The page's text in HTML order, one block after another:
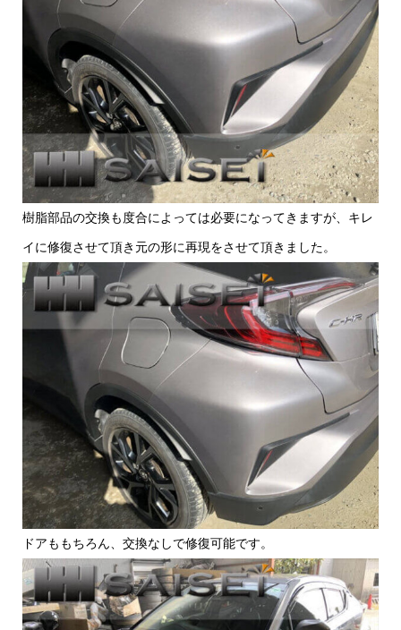
樹脂部品の交換も度合によっては必要になってきますが、キレ
イに修復させて頂き元の形に再現をさせて頂きました。
ドアももちろん、交換なしで修復可能です。